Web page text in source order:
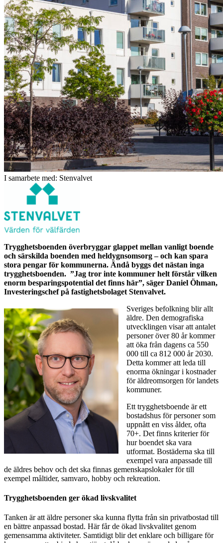
I samarbete med: Stenvalvet
Trygghetsboenden överbryggar glappet mellan vanligt boende
och särskilda boenden med heldygnsomsorg – och kan spara
stora pengar för kommunerna. Ändå byggs det nästan inga
trygghetsboenden. ”Jag tror inte kommuner helt förstår vilken
enorm besparingspotential det finns här”, säger Daniel Öhman,
Investeringschef på fastighetsbolaget Stenvalvet.
Sveriges befolkning blir allt
äldre. Den demografiska
utvecklingen visar att antalet
personer över 80 år kommer
att öka från dagens ca 550
000 till ca 812 000 år 2030.
Detta kommer att leda till
enorma ökningar i kostnader
för äldreomsorgen för landets
kommuner.
Ett trygghetsboende är ett
bostadshus för personer som
uppnått en viss ålder, ofta
70+. Det finns kriterier för
hur boendet ska vara
utformat. Bostäderna ska till
exempel vara anpassade till
de äldres behov och det ska finnas gemenskapslokaler för till
exempel måltider, samvaro, hobby och rekreation.
Trygghetsboenden ger ökad livskvalitet
Tanken är att äldre personer ska kunna flytta från sin privatbostad till
en bättre anpassad bostad. Här får de ökad livskvalitet genom
gemensamma aktiviteter. Samtidigt blir det enklare och billigare för